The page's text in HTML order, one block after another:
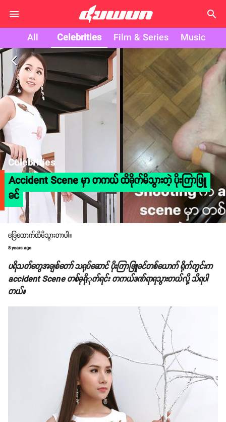
search
All Celebrities Film & Series Music
arrow_back_ios
Celebrities
Accident Scene မှာ တကယ် ထိခိုက်မိသွားတဲ့ ပိုးကြာဖြူ
ခင်
ခြေထောက်ထိမိသွားတာပါ။
8 years ago
ပရိသတ်တွေအချစ်တော် သရုပ်ဆောင် ပိုးကြာဖြူခင်တစ်ယောက် ရိုက်ကွင်းက
accident Scene တစ်ခုရိုုက်ရင်း တကယ်ဒဏ်ရာရသွားတယ်လို့ သိရပါ
တယ်။